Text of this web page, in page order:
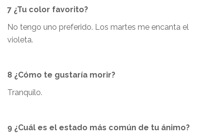
7 ¿Tu color favorito?
No tengo uno preferido. Los martes me encanta el
violeta.
8 ¿Cómo te gustaría morir?
Tranquilo.
9 ¿Cuál es el estado más común de tu ánimo?